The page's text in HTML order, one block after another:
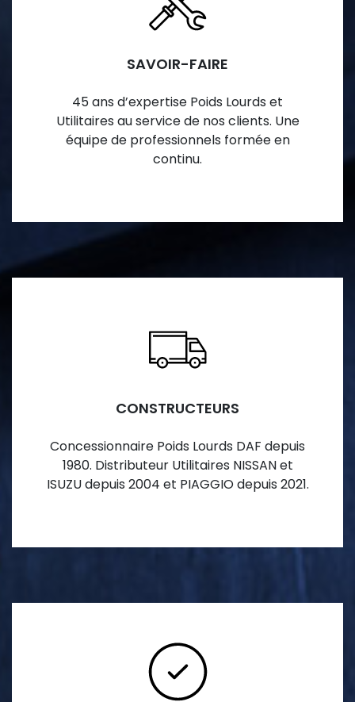
SAVOIR-FAIRE
45 ans d’expertise Poids Lourds et
Utilitaires au service de nos clients. Une
équipe de professionnels formée en
continu.
CONSTRUCTEURS
Concessionnaire Poids Lourds DAF depuis
1980. Distributeur Utilitaires NISSAN et
ISUZU depuis 2004 et PIAGGIO depuis 2021.